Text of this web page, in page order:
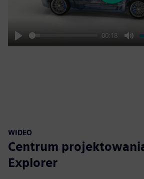
Play
00:18
WIDEO
Centrum
Explorer